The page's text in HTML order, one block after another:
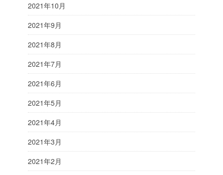
2021年10月
2021年9月
2021年8月
2021年7月
2021年6月
2021年5月
2021年4月
2021年3月
2021年2月